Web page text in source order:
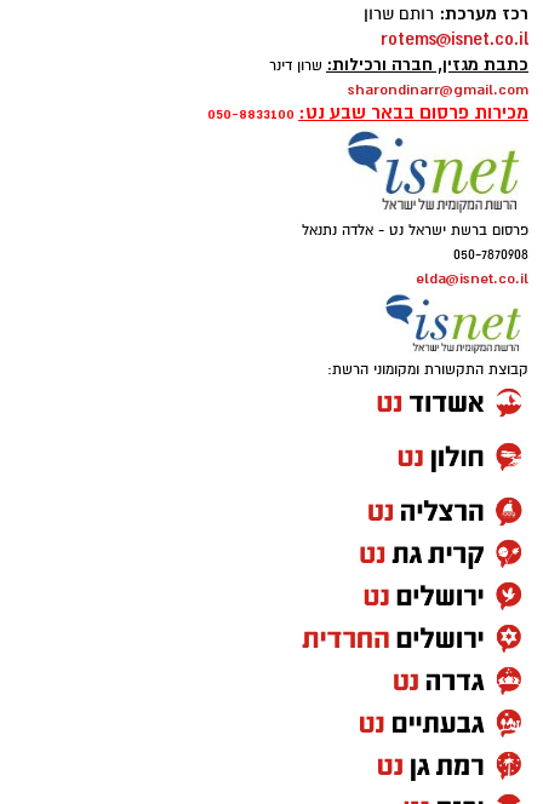
רכז מערכת: רותם שרון
rotems@isnet.co.il
כתבת מגזין, חברה ורכילות: שרון דינר
sharondinarr@gmail.com
מכירות פרסום בבאר שבע נט: 050-8833100
פרסום ברשת ישראל נט - אלדה נתנאל
050-7870908
elda@isnet.co.il
קבוצת התקשורת ומקומוני הרשת: